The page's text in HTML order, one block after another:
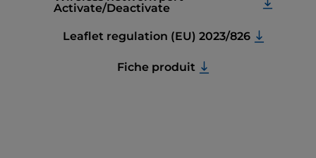
Activate/Deactivate
Leaflet regulation (EU) 2023/826
Fiche produit